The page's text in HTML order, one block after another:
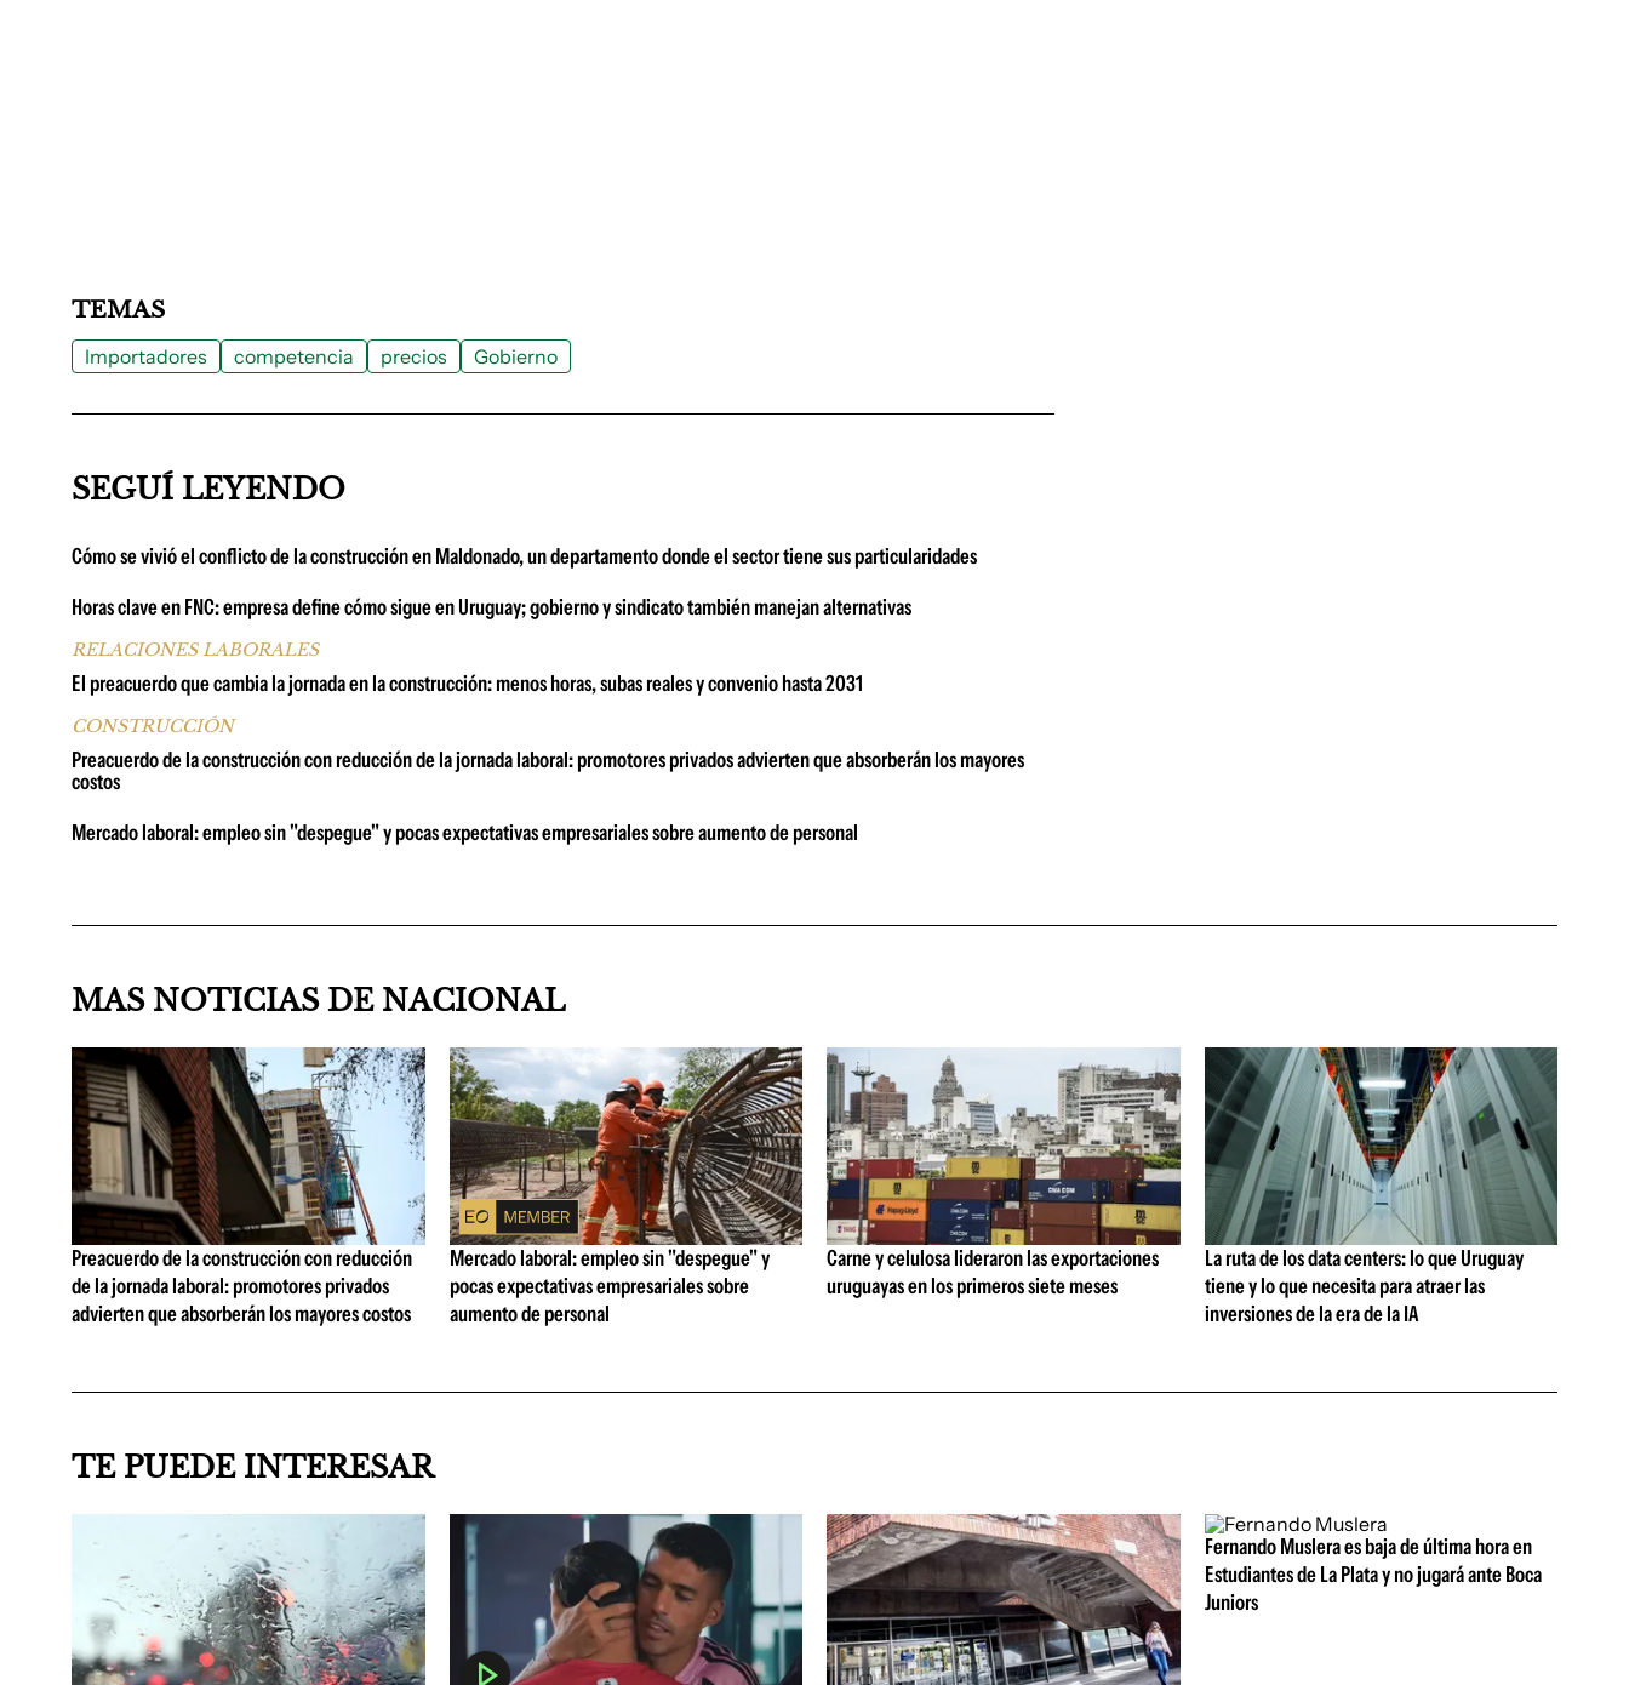
TEMAS
Importadores competencia precios Gobierno
SEGUÍ LEYENDO
Cómo se vivió el conflicto de la construcción en Maldonado, un departamento donde el sector tiene sus particularidades
Horas clave en FNC: empresa define cómo sigue en Uruguay; gobierno y sindicato también manejan alternativas
RELACIONES LABORALES
El preacuerdo que cambia la jornada en la construcción: menos horas, subas reales y convenio hasta 2031
CONSTRUCCIÓN
Preacuerdo de la construcción con reducción de la jornada laboral: promotores privados advierten que absorberán los mayores
costos
Mercado laboral: empleo sin "despegue" y pocas expectativas empresariales sobre aumento de personal
MAS NOTICIAS DE NACIONAL
Preacuerdo de la construcción con reducción
de la jornada laboral: promotores privados
advierten que absorberán los mayores costos
Mercado laboral: empleo sin "despegue" y
pocas expectativas empresariales sobre
aumento de personal
Carne y celulosa lideraron las exportaciones
uruguayas en los primeros siete meses
La ruta de los data centers: lo que Uruguay
tiene y lo que necesita para atraer las
inversiones de la era de la IA
TE PUEDE INTERESAR
Fernando Muslera es baja de última hora en
Estudiantes de La Plata y no jugará ante Boca
Juniors